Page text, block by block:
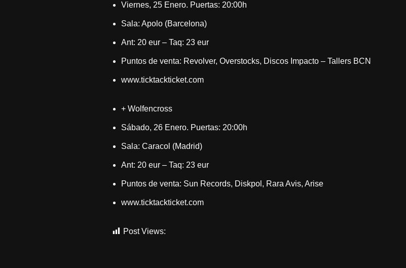
Viernes, 25 Enero. Puertas: 20:00h
Sala: Apolo (Barcelona)
Ant: 20 eur – Taq: 23 eur
Puntos de venta: Revolver, Overstocks, Discos Impacto – Tallers BCN
www.ticktackticket.com
+ Wolfencross
Sábado, 26 Enero. Puertas: 20:00h
Sala: Caracol (Madrid)
Ant: 20 eur – Taq: 23 eur
Puntos de venta: Sun Records, Diskpol, Rara Avis, Arise
www.ticktackticket.com
Post Views: